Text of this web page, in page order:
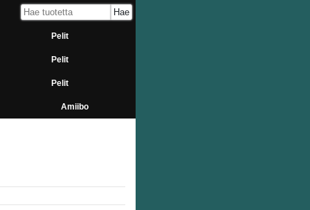
Pelit
Pelit
Pelit
Amiibo